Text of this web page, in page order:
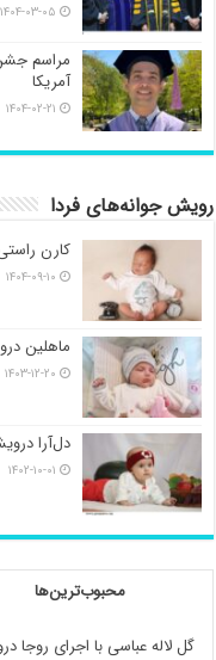
۱۴۰۴-۰۳-۰۵
مراسم
آمریکا
۱۴۰۴-۰۲-۲۱
رویش جوانه‌های فردا
کارن
۱۴۰۴-۰۹-۱۰
ماهلین
۱۴۰۳-۱۲-۲۰
دل‌آرا
۱۴۰۲-۱۰-۰۱
محبوب‌ترین‌ها
گل لاله عباسی با اجرای روجا